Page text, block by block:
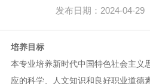
发布日期：2024-04-
培养目标
本专业培养新时代中国特色社会主义
应的科学、人文知识和良好职业道德